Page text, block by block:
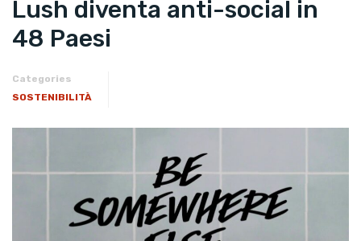
Lush diventa anti-social in
48 Paesi
Categories
SOSTENIBILITÀ